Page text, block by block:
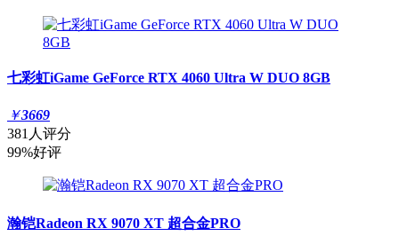
七彩虹iGame GeForce RTX 4060 Ultra W DUO 8GB
￥3669
381人评分
99%好评
瀚铠Radeon RX 9070 XT 超合金PRO